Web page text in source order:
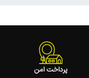
پرداخت امن